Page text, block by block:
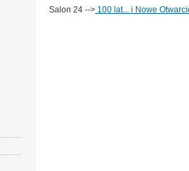
Salon 24 -->100 lat... i Nowe